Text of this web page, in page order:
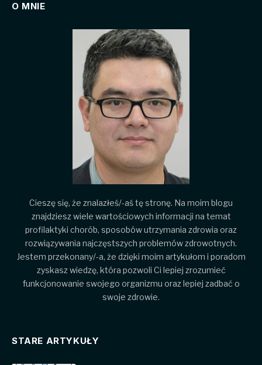
O MNIE
Cieszę się, że znalazłeś/-aś tę stronę. Na moim blogu
znajdziesz wiele wartościowych informacji na temat
profilaktyki chorób, sposobów utrzymania zdrowia oraz
rozwiązywania najczęstszych problemów zdrowotnych.
Jestem przekonany/-a, że dzięki moim artykułom i poradom
zyskasz wiedzę, która pozwoli Ci lepiej zrozumieć
funkcjonowanie swojego organizmu oraz lepiej zadbać o
swoje zdrowie.
STARE ARTYKUŁY